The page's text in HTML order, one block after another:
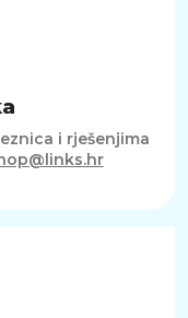
i rješenjima